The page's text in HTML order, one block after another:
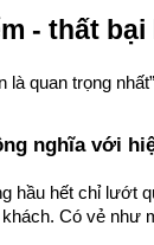
- thất
là quan trọng
nghĩa với
hầu hết chỉ lướt
Có vẻ như